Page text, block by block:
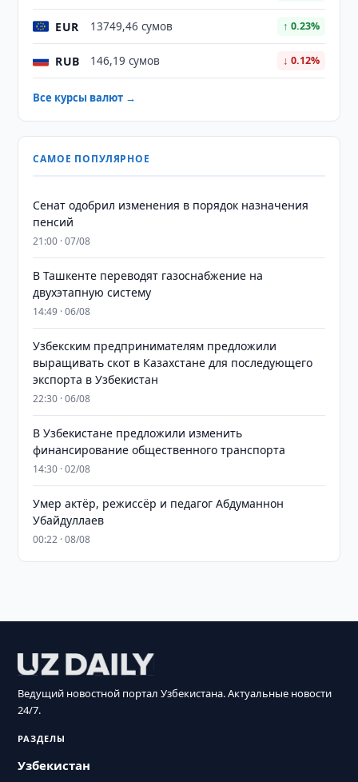
EUR 13749,46 сумов ↑ 0.23%
RUB 146,19 сумов ↓ 0.12%
Все курсы валют →
САМОЕ ПОПУЛЯРНОЕ
Сенат одобрил изменения в порядок назначения
пенсий
21:00 · 07/08
В Ташкенте переводят газоснабжение на
двухэтапную систему
14:49 · 06/08
Узбекским предпринимателям предложили
выращивать скот в Казахстане для последующего
экспорта в Узбекистан
22:30 · 06/08
В Узбекистане предложили изменить
финансирование общественного транспорта
14:30 · 02/08
Умер актёр, режиссёр и педагог Абдуманнон
Убайдуллаев
00:22 · 08/08
Ведущий новостной портал Узбекистана. Актуальные новости
24/7.
РАЗДЕЛЫ
Узбекистан